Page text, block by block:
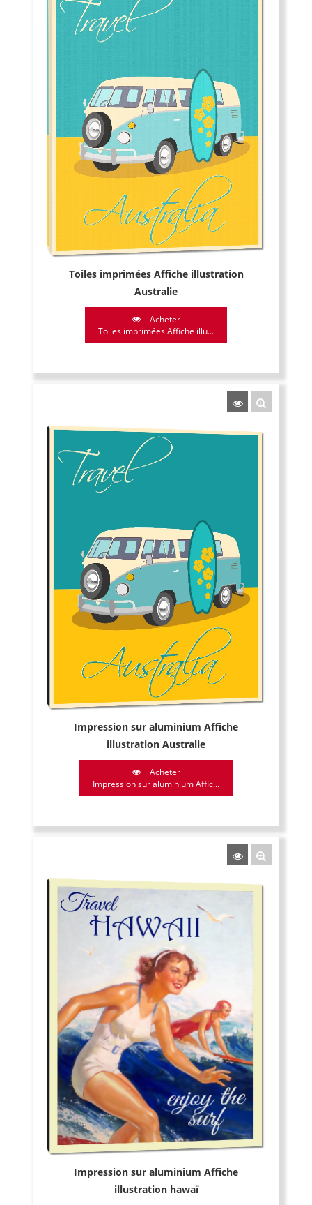
Toiles imprimées Affiche illustration
Australie
Acheter
Toiles imprimées Affiche illu...
Impression sur aluminium Affiche
illustration Australie
Acheter
Impression sur aluminium Affic...
Impression sur aluminium Affiche
illustration hawaï